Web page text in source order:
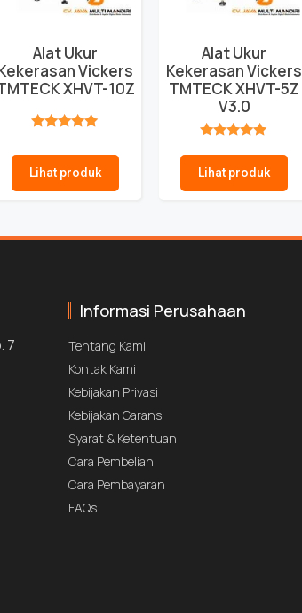
Alat Ukur
Vickers
XHVT-10Z
Lihat produk
Alat Ukur
Kekerasan Vickers
TMTECK XHVT-5Z
V3.0
Lihat produk
7
Informasi Perusahaan
Tentang Kami
Kontak Kami
Kebijakan Privasi
Kebijakan Garansi
Syarat & Ketentuan
Cara Pembelian
Cara Pembayaran
FAQs